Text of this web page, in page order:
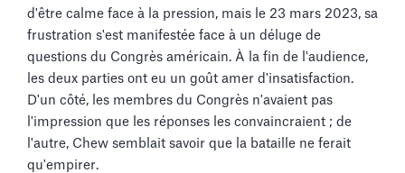
d'être calme face à la pression, mais le 23 mars 2023, sa
frustration s'est manifestée face à un déluge de
questions du Congrès américain. À la fin de l'audience,
les deux parties ont eu un goût amer d'insatisfaction.
D'un côté, les membres du Congrès n'avaient pas
l'impression que les réponses les convaincraient ; de
l'autre, Chew semblait savoir que la bataille ne ferait
qu'empirer.